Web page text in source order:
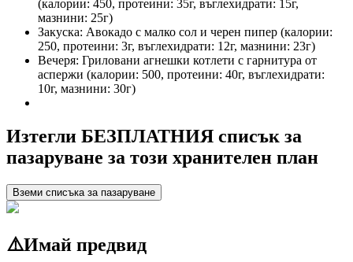
(калории: 450, протеини: 35г, въглехидрати: 15г,
мазнини: 25г)
Закуска: Авокадо с малко сол и черен пипер (калории:
250, протеини: 3г, въглехидрати: 12г, мазнини: 23г)
Вечеря: Гриловани агнешки котлети с гарнитура от
аспержи (калории: 500, протеини: 40г, въглехидрати:
10г, мазнини: 30г)
Изтегли БЕЗПЛАТНИЯ списък за
пазаруване за този хранителен план
Вземи списъка за пазаруване
⚠️Имай предвид